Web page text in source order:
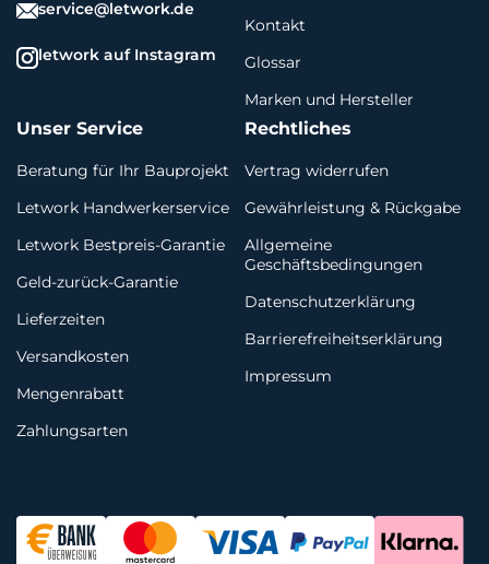
service@letwork.de
letwork auf Instagram
Kontakt
Glossar
Marken und Hersteller
Unser Service
Beratung für Ihr Bauprojekt
Letwork Handwerkerservice
Letwork Bestpreis-Garantie
Geld-zurück-Garantie
Lieferzeiten
Versandkosten
Mengenrabatt
Zahlungsarten
Rechtliches
Vertrag widerrufen
Gewährleistung & Rückgabe
Allgemeine
Geschäftsbedingungen
Datenschutzerklärung
Barrierefreiheitserklärung
Impressum